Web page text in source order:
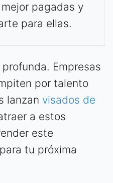
pagadas y
para ellas.
Empresas
por talento
lanzan visados de
a estos
este
tu próxima